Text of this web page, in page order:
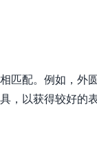
匹配。例如，外
，以获得较好的表